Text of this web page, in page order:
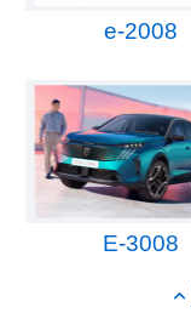
e-2008
E-3008